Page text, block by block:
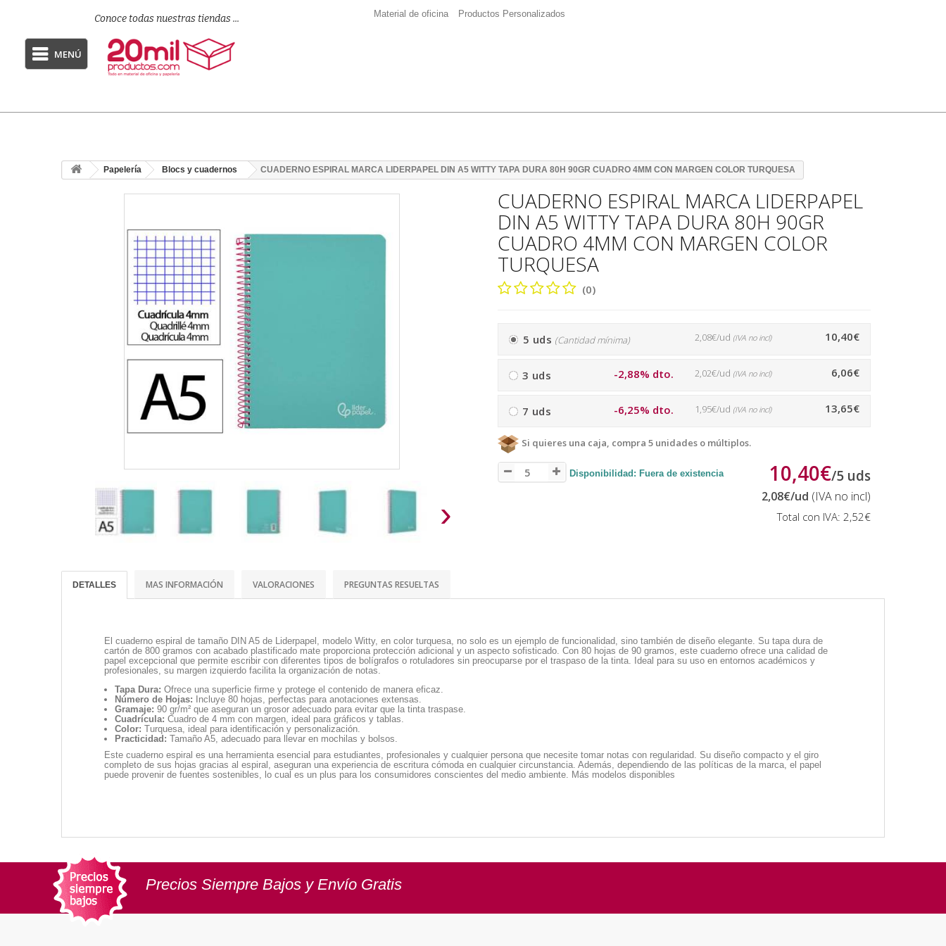
Conoce todas nuestras tiendas ... Material de oficina Productos Personalizados
MENÚ
Papelería Blocs y cuadernos CUADERNO ESPIRAL MARCA LIDERPAPEL DIN A5 WITTY TAPA DURA 80H 90GR CUADRO 4MM CON MARGEN COLOR TURQUESA
›
CUADERNO ESPIRAL MARCA LIDERPAPEL
DIN A5 WITTY TAPA DURA 80H 90GR
CUADRO 4MM CON MARGEN COLOR
TURQUESA
(0)
5 uds (Cantidad mínima) 10,40€
2,08€/ud (IVA no incl)
3 uds -2,88% dto. 6,06€
2,02€/ud (IVA no incl)
7 uds -6,25% dto. 13,65€
1,95€/ud (IVA no incl)
Si quieres una caja, compra 5 unidades o múltiplos.
Disponibilidad: Fuera de existencia 10,40€/5 uds
2,08€/ud (IVA no incl)
Total con IVA: 2,52€
DETALLES MAS INFORMACIÓN VALORACIONES PREGUNTAS RESUELTAS
El cuaderno espiral de tamaño DIN A5 de Liderpapel, modelo Witty, en color turquesa, no solo es un ejemplo de funcionalidad, sino también de diseño elegante. Su tapa dura de
cartón de 800 gramos con acabado plastificado mate proporciona protección adicional y un aspecto sofisticado. Con 80 hojas de 90 gramos, este cuaderno ofrece una calidad de
papel excepcional que permite escribir con diferentes tipos de bolígrafos o rotuladores sin preocuparse por el traspaso de la tinta. Ideal para su uso en entornos académicos y
profesionales, su margen izquierdo facilita la organización de notas.
Tapa Dura: Ofrece una superficie firme y protege el contenido de manera eficaz.
Número de Hojas: Incluye 80 hojas, perfectas para anotaciones extensas.
Gramaje: 90 gr/m² que aseguran un grosor adecuado para evitar que la tinta traspase.
Cuadrícula: Cuadro de 4 mm con margen, ideal para gráficos y tablas.
Color: Turquesa, ideal para identificación y personalización.
Practicidad: Tamaño A5, adecuado para llevar en mochilas y bolsos.
Este cuaderno espiral es una herramienta esencial para estudiantes, profesionales y cualquier persona que necesite tomar notas con regularidad. Su diseño compacto y el giro
completo de sus hojas gracias al espiral, aseguran una experiencia de escritura cómoda en cualquier circunstancia. Además, dependiendo de las políticas de la marca, el papel
puede provenir de fuentes sostenibles, lo cual es un plus para los consumidores conscientes del medio ambiente. Más modelos disponibles
Precios Siempre Bajos y Envío Gratis